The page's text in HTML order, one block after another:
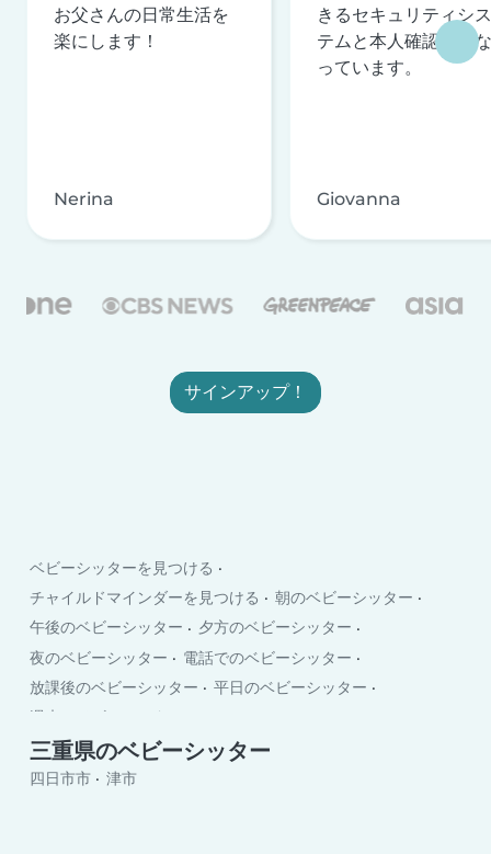
お父さんの日常生活を
楽にします！
Nerina
きるセキュリティシス
テムと本人確認を行な
っています。
Giovanna
サインアップ！
ベビーシッターを見つける
チャイルドマインダーを見つける
朝のベビーシッター
午後のベビーシッター
夕方のベビーシッター
夜のベビーシッター
電話でのベビーシッター
放課後のベビーシッター
平日のベビーシッター
週末のベビーシッター
三重県のベビーシッター
四日市市 津市